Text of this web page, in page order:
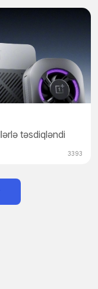
iOS 17.2 ilə
18 mart, 10:01